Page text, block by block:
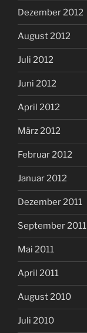
Dezember 2012
August 2012
Juli 2012
Juni 2012
April 2012
März 2012
Februar 2012
Januar 2012
Dezember 2011
September 2011
Mai 2011
April 2011
August 2010
Juli 2010